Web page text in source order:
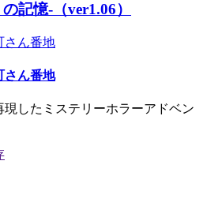
記憶-（ver1.06）
さん番地
さん番地
現したミステリーホラーアドベン